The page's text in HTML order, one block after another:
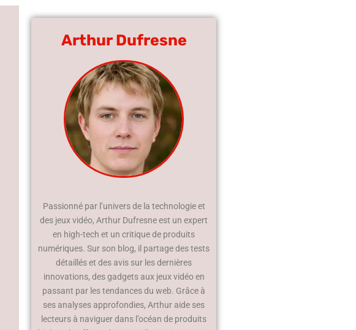
Arthur Dufresne
Passionné par l’univers de la technologie et
des jeux vidéo, Arthur Dufresne est un expert
en high-tech et un critique de produits
numériques. Sur son blog, il partage des tests
détaillés et des avis sur les dernières
innovations, des gadgets aux jeux vidéo en
passant par les tendances du web. Grâce à
ses analyses approfondies, Arthur aide ses
lecteurs à naviguer dans l’océan de produits